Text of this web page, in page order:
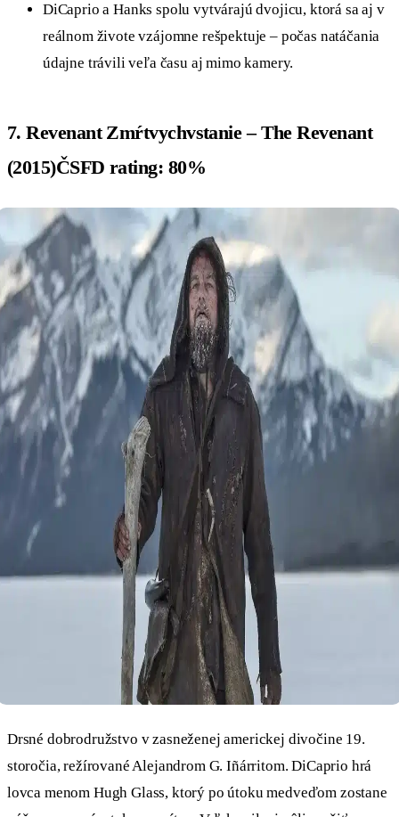
DiCaprio a Hanks spolu vytvárajú dvojicu, ktorá sa aj v
reálnom živote vzájomne rešpektuje – počas natáčania
údajne trávili veľa času aj mimo kamery.
7. Revenant Zmŕtvychvstanie – The Revenant
(2015)ČSFD rating: 80%
Drsné dobrodružstvo v zasneženej americkej divočine 19.
storočia, režírované Alejandrom G. Iñárritom. DiCaprio hrá
lovca menom Hugh Glass, ktorý po útoku medveďom zostane